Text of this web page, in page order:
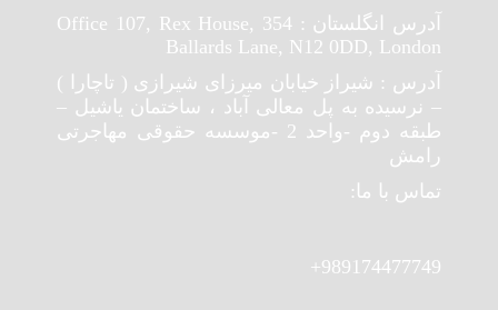
آدرس انگلستان : Office 107, Rex House, 354
Ballards Lane, N12 0DD, London
آدرس : شیراز خیابان میرزای شیرازی ( تاچارا )
– نرسیده به پل معالی آباد ، ساختمان یاشیل –
طبقه دوم -واحد 2 -موسسه حقوقی مهاجرتی
رامش
تماس با ما:
989174477749+